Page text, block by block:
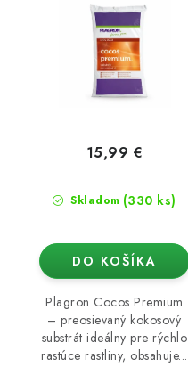
Skladom (330 ks)
15,99 €
DO KOŠÍKA
Plagron Cocos Premium
– preosievaný kokosový
substrát ideálny pre rýchlo
rastúce rastliny, obsahuje...